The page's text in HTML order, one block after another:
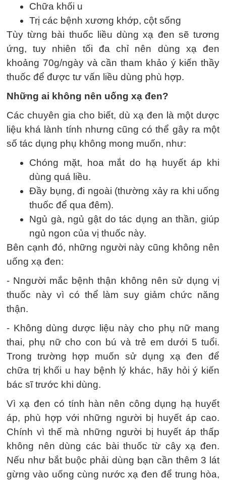
Chữa khối u
Trị các bệnh xương khớp, cột sống
Tùy từng bài thuốc liều dùng xạ đen sẽ tương
ứng, tuy nhiên tối đa chỉ nên dùng xạ đen
khoảng 70g/ngày và cần tham khảo ý kiến thầy
thuốc để được tư vấn liều dùng phù hợp.
Những ai không nên uống xạ đen?
Các chuyên gia cho biết, dù xạ đen là một dược
liệu khá lành tính nhưng cũng có thể gây ra một
số tác dụng phụ không mong muốn, như:
Chóng mặt, hoa mắt do hạ huyết áp khi
dùng quá liều.
Đầy bụng, đi ngoài (thường xảy ra khi uống
thuốc để qua đêm).
Ngủ gà, ngủ gật do tác dụng an thần, giúp
ngủ ngon của vị thuốc này.
Bên cạnh đó, những người này cũng không nên
uống xạ đen:
- Nngười mắc bệnh thận không nên sử dụng vị
thuốc này vì có thể làm suy giảm chức năng
thận.
- Không dùng dược liệu này cho phụ nữ mang
thai, phụ nữ cho con bú và trẻ em dưới 5 tuổi.
Trong trường hợp muốn sử dụng xạ đen để
chữa trị khối u hay bệnh lý khác, hãy hỏi ý kiến
bác sĩ trước khi dùng.
Vì xạ đen có tính hàn nên công dụng hạ huyết
áp, phù hợp với những người bị huyết áp cao.
Chính vì thế mà những người bị huyết áp thấp
không nên dùng các bài thuốc từ cây xạ đen.
Nếu như bắt buộc phải dùng bạn cần thêm 3 lát
gừng vào uống cùng nước xạ đen để trung hòa,